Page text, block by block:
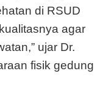
di RSUD
agar
ujar Dr.
fisik gedung